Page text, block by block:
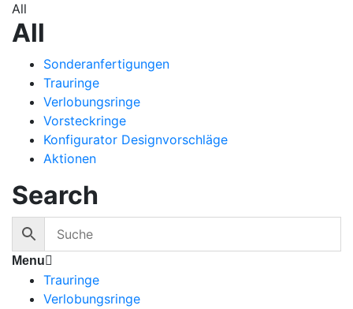
All
All
Sonderanfertigungen
Trauringe
Verlobungsringe
Vorsteckringe
Konfigurator Designvorschläge
Aktionen
Search
Menu
Trauringe
Verlobungsringe